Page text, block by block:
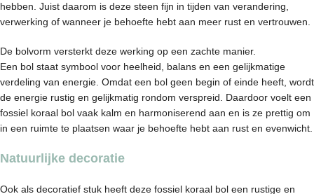
hebben. Juist daarom is deze steen fijn in tijden van verandering,
verwerking of wanneer je behoefte hebt aan meer rust en vertrouwen.
De bolvorm versterkt deze werking op een zachte manier.
Een bol staat symbool voor heelheid, balans en een gelijkmatige
verdeling van energie. Omdat een bol geen begin of einde heeft, wordt
de energie rustig en gelijkmatig rondom verspreid. Daardoor voelt een
fossiel koraal bol vaak kalm en harmoniserend aan en is ze prettig om
in een ruimte te plaatsen waar je behoefte hebt aan rust en evenwicht.
Natuurlijke decoratie
Ook als decoratief stuk heeft deze fossiel koraal bol een rustige en